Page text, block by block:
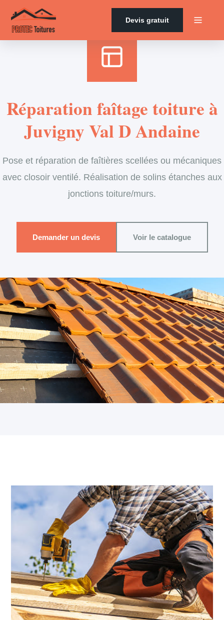
Devis gratuit
Réparation faîtage toiture à
Juvigny Val D Andaine
Pose et réparation de faîtières scellées ou mécaniques
avec closoir ventilé. Réalisation de solins étanches aux
jonctions toiture/murs.
Demander un devis Voir le catalogue